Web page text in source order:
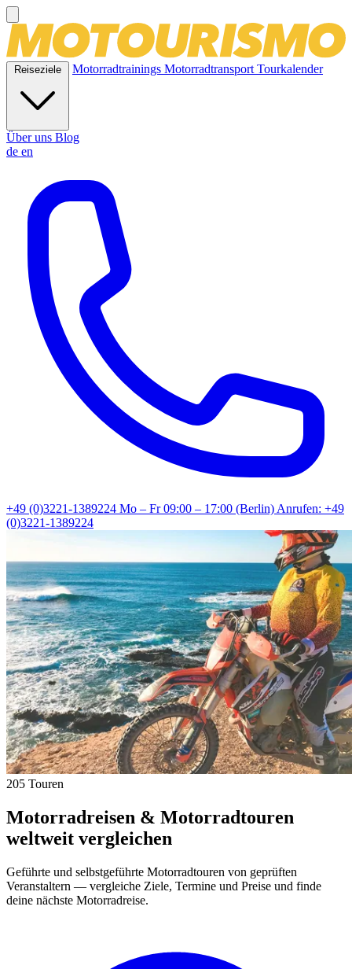
Reiseziele Motorradtrainings MotorradtransportTourkalender
Über uns Blog
de en
+49 (0)3221-1389224 Mo – Fr 09:00 – 17:00 (Berlin)Anrufen: +49
(0)3221-1389224
205 Touren
Motorradreisen & Motorradtouren
weltweit vergleichen
Geführte und selbstgeführte Motorradtouren von geprüften
Veranstaltern — vergleiche Ziele, Termine und Preise und finde
deine nächste Motorradreise.